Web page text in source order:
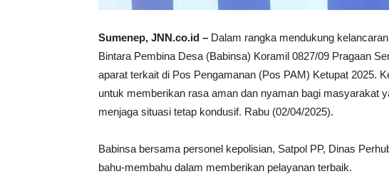
Sumenep, JNN.co.id – Dalam rangka mendukung
Bintara Pembina Desa (Babinsa) Koramil 0827/09 Pragaan
aparat terkait di Pos Pengamanan (Pos PAM) Ketupat 2025.
untuk memberikan rasa aman dan nyaman bagi masyarakat
menjaga situasi tetap kondusif. Rabu (02/04/2025).
Babinsa bersama personel kepolisian, Satpol PP, Dinas
bahu-membahu dalam memberikan pelayanan terbaik.